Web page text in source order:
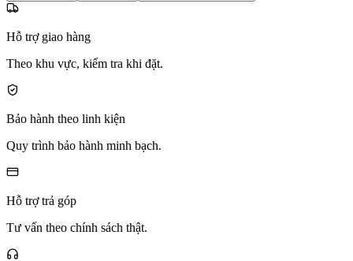
Hỗ trợ giao hàng
Theo khu vực, kiểm tra khi đặt.
Bảo hành theo linh kiện
Quy trình bảo hành minh bạch.
Hỗ trợ trả góp
Tư vấn theo chính sách thật.